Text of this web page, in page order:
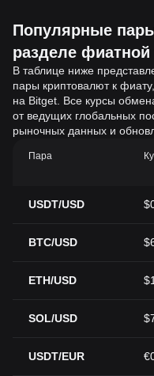
Популярные
разделе
В таблице ниже
пары криптовалют к
на Bitget. Все курсы
от ведущих глобальных
рыночных данных и
Пара
USDT/USD
BTC/USD
ETH/USD
SOL/USD
USDT/EUR